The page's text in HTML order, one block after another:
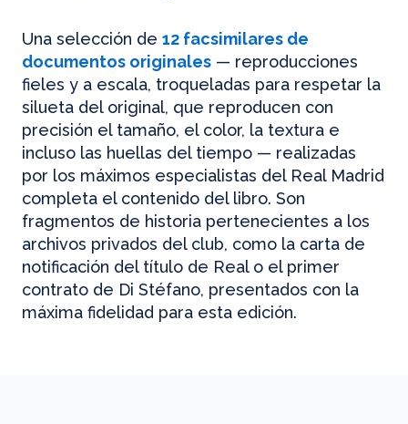
Una selección de 12 facsimilares de
documentos originales — reproducciones
fieles y a escala, troqueladas para respetar la
silueta del original, que reproducen con
precisión el tamaño, el color, la textura e
incluso las huellas del tiempo — realizadas
por los máximos especialistas del Real Madrid
completa el contenido del libro. Son
fragmentos de historia pertenecientes a los
archivos privados del club, como la carta de
notificación del título de Real o el primer
contrato de Di Stéfano, presentados con la
máxima fidelidad para esta edición.